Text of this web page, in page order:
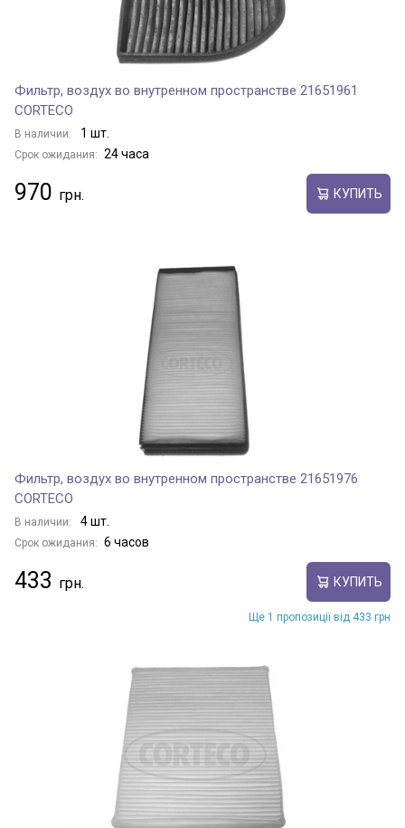
Фильтр, воздух во внутренном пространстве 21651961
CORTECO
В наличии: 1 шт.
Срок ожидания: 24 часа
970 КУПИТЬ
Фильтр, воздух во внутренном пространстве 21651976
CORTECO
В наличии: 4 шт.
Срок ожидания: 6 часов
433 КУПИТЬ
Ще 1 пропозиції від 433 грн